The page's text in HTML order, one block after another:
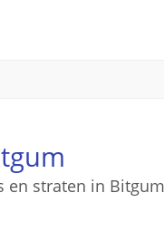
en straten in Bitgum